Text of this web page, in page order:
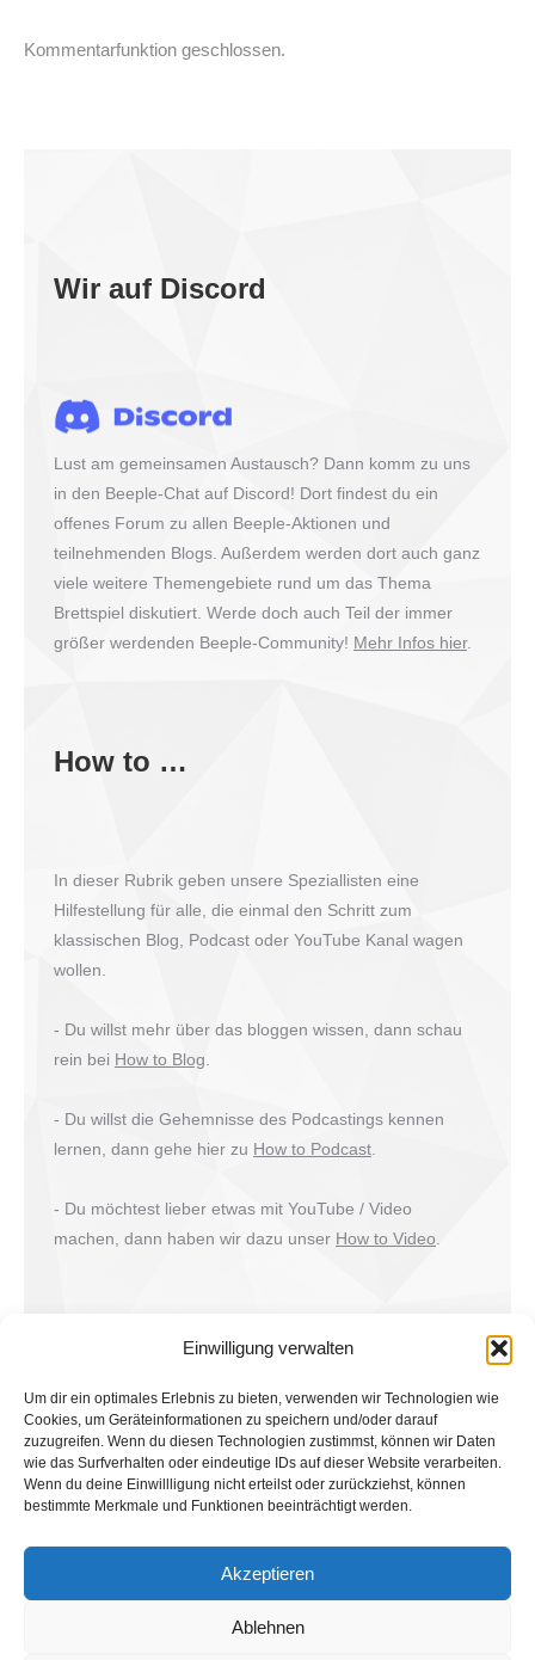
Einwilligung verwalten
Um dir ein optimales Erlebnis zu bieten, verwenden wir Technologien wie
Cookies, um Geräteinformationen zu speichern und/oder darauf
zuzugreifen. Wenn du diesen Technologien zustimmst, können wir Daten
wie das Surfverhalten oder eindeutige IDs auf dieser Website verarbeiten.
Wenn du deine Einwillligung nicht erteilst oder zurückziehst, können
bestimmte Merkmale und Funktionen beeinträchtigt werden.
Akzeptieren
Ablehnen
Kommentarfunktion geschlossen.
Wir auf Discord
Lust am gemeinsamen Austausch? Dann komm zu uns
in den Beeple-Chat auf Discord! Dort findest du ein
offenes Forum zu allen Beeple-Aktionen und
teilnehmenden Blogs. Außerdem werden dort auch ganz
viele weitere Themengebiete rund um das Thema
Brettspiel diskutiert. Werde doch auch Teil der immer
größer werdenden Beeple-Community! Mehr Infos hier.
How to …
In dieser Rubrik geben unsere Speziallisten eine
Hilfestellung für alle, die einmal den Schritt zum
klassischen Blog, Podcast oder YouTube Kanal wagen
wollen.
- Du willst mehr über das bloggen wissen, dann schau
rein bei How to Blog.
- Du willst die Gehemnisse des Podcastings kennen
lernen, dann gehe hier zu How to Podcast.
- Du möchtest lieber etwas mit YouTube / Video
machen, dann haben wir dazu unser How to Video.
Suche
Search: